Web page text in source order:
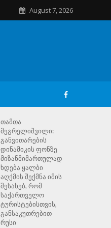
August 7, 2026
თამთა
მეგრელიშვილი:
განვითარების
დინამიკის ფონზე
მიზანმიმართულად
ხდება ყალბი
აღქმის შექმნა იმის
შესახებ, რომ
საქართველო
ტურისტებისთვის,
განსაკუთრებით
რუსი